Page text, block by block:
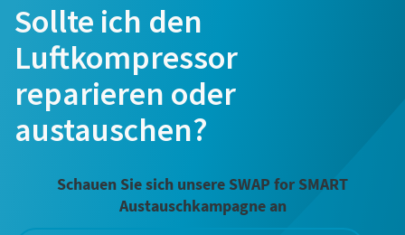
Druckluft
Energiesparen mit Kompressoren
Sollte ich den
Luftkompressor
reparieren oder
austauschen?
Schauen Sie sich unsere SWAP for SMART
Austauschkampagne an